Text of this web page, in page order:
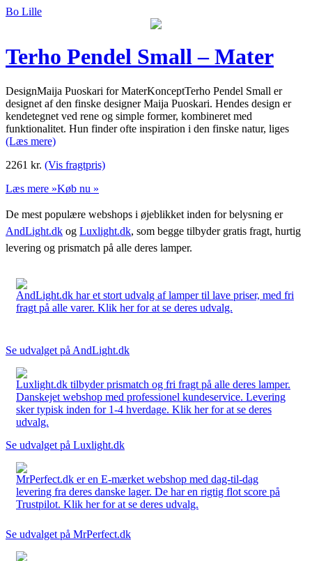
Bo Lille
Terho Pendel Small – Mater
DesignMaija Puoskari for MaterKonceptTerho Pendel Small er
designet af den finske designer Maija Puoskari. Hendes design er
kendetegnet ved rene og simple former, kombineret med
funktionalitet. Hun finder ofte inspiration i den finske natur, liges
(Læs mere)
2261 kr. (Vis fragtpris)
Læs mere »Køb nu »
De mest populære webshops i øjeblikket inden for belysning er
AndLight.dk og Luxlight.dk, som begge tilbyder gratis fragt, hurtig
levering og prismatch på alle deres lamper.
AndLight.dk har et stort udvalg af lamper til lave priser, med fri
fragt på alle varer. Klik her for at se deres udvalg.
Se udvalget på AndLight.dk
Luxlight.dk tilbyder prismatch og fri fragt på alle deres lamper.
Danskejet webshop med professionel kundeservice. Levering
sker typisk inden for 1-4 hverdage. Klik her for at se deres
udvalg.
Se udvalget på Luxlight.dk
MrPerfect.dk er en E-mærket webshop med dag-til-dag
levering fra deres danske lager. De har en rigtig flot score på
Trustpilot. Klik her for at se deres udvalg.
Se udvalget på MrPerfect.dk